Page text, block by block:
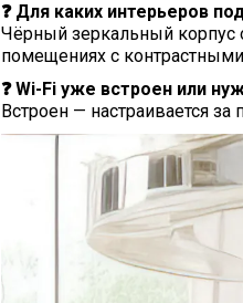
❓ Для каких интерьеров
Чёрный зеркальный корпус
помещениях с
❓ Wi-Fi уже встроен или
Встроен — настраивается